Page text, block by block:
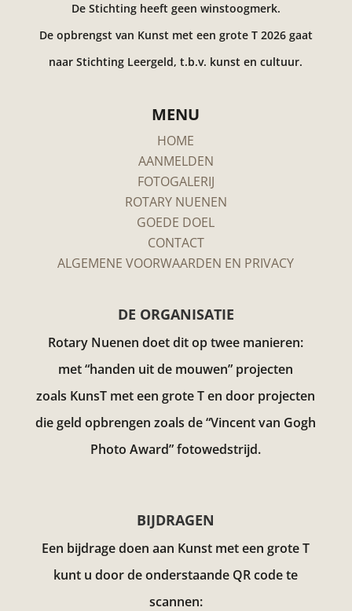
De Stichting heeft geen winstoogmerk.
De opbrengst van Kunst met een grote T 2026 gaat
naar Stichting Leergeld, t.b.v. kunst en cultuur.
MENU
HOME
AANMELDEN
FOTOGALERIJ
ROTARY NUENEN
GOEDE DOEL
CONTACT
ALGEMENE VOORWAARDEN EN PRIVACY
DE ORGANISATIE
Rotary Nuenen doet dit op twee manieren:
met “handen uit de mouwen” projecten
zoals KunsT met een grote T en door projecten
die geld opbrengen zoals de “Vincent van Gogh
Photo Award” fotowedstrijd.
BIJDRAGEN
Een bijdrage doen aan Kunst met een grote T
kunt u door de onderstaande QR code te
scannen: